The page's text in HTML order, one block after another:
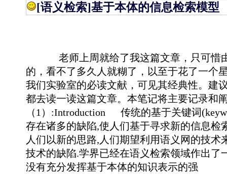
[语义检索]基于本体的信息检索模型
老师上周就给了我这篇文章，只可惜由
的，看不了多久人就糊了，以至于花了一个
我们实验室的必读文献，可见其经典性。建
都去读一读这篇文章。本笔记将主要记录和
（1）:Introduction 传统的基于关键词
存在诸多的缺陷,使人们基于寻求新的信息检
人们以新的思路,人们期望利用语义网的技术
技术的缺陷.学界已经在语义检索领域作出了
没有充分发挥基于本体的知识表示的强